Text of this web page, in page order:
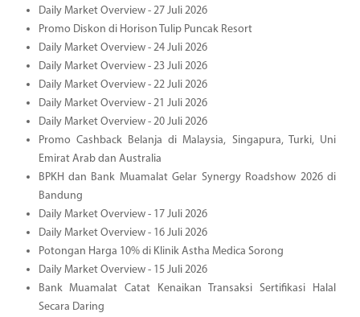
Daily Market Overview - 27 Juli 2026
Promo Diskon di Horison Tulip Puncak Resort
Daily Market Overview - 24 Juli 2026
Daily Market Overview - 23 Juli 2026
Daily Market Overview - 22 Juli 2026
Daily Market Overview - 21 Juli 2026
Daily Market Overview - 20 Juli 2026
Promo Cashback Belanja di Malaysia, Singapura, Turki, Uni
Emirat Arab dan Australia
BPKH dan Bank Muamalat Gelar Synergy Roadshow 2026 di
Bandung
Daily Market Overview - 17 Juli 2026
Daily Market Overview - 16 Juli 2026
Potongan Harga 10% di Klinik Astha Medica Sorong
Daily Market Overview - 15 Juli 2026
Bank Muamalat Catat Kenaikan Transaksi Sertifikasi Halal
Secara Daring